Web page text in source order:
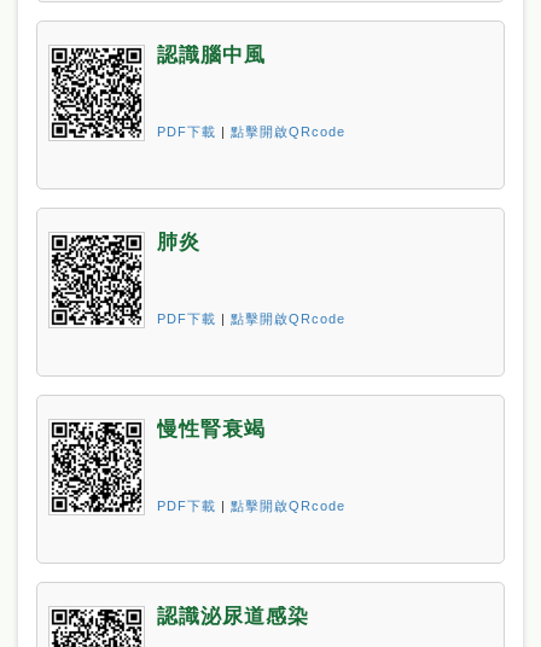
認識腦中風
PDF下載 | 點擊開啟QRcode
肺炎
PDF下載 | 點擊開啟QRcode
慢性腎衰竭
PDF下載 | 點擊開啟QRcode
認識泌尿道感染